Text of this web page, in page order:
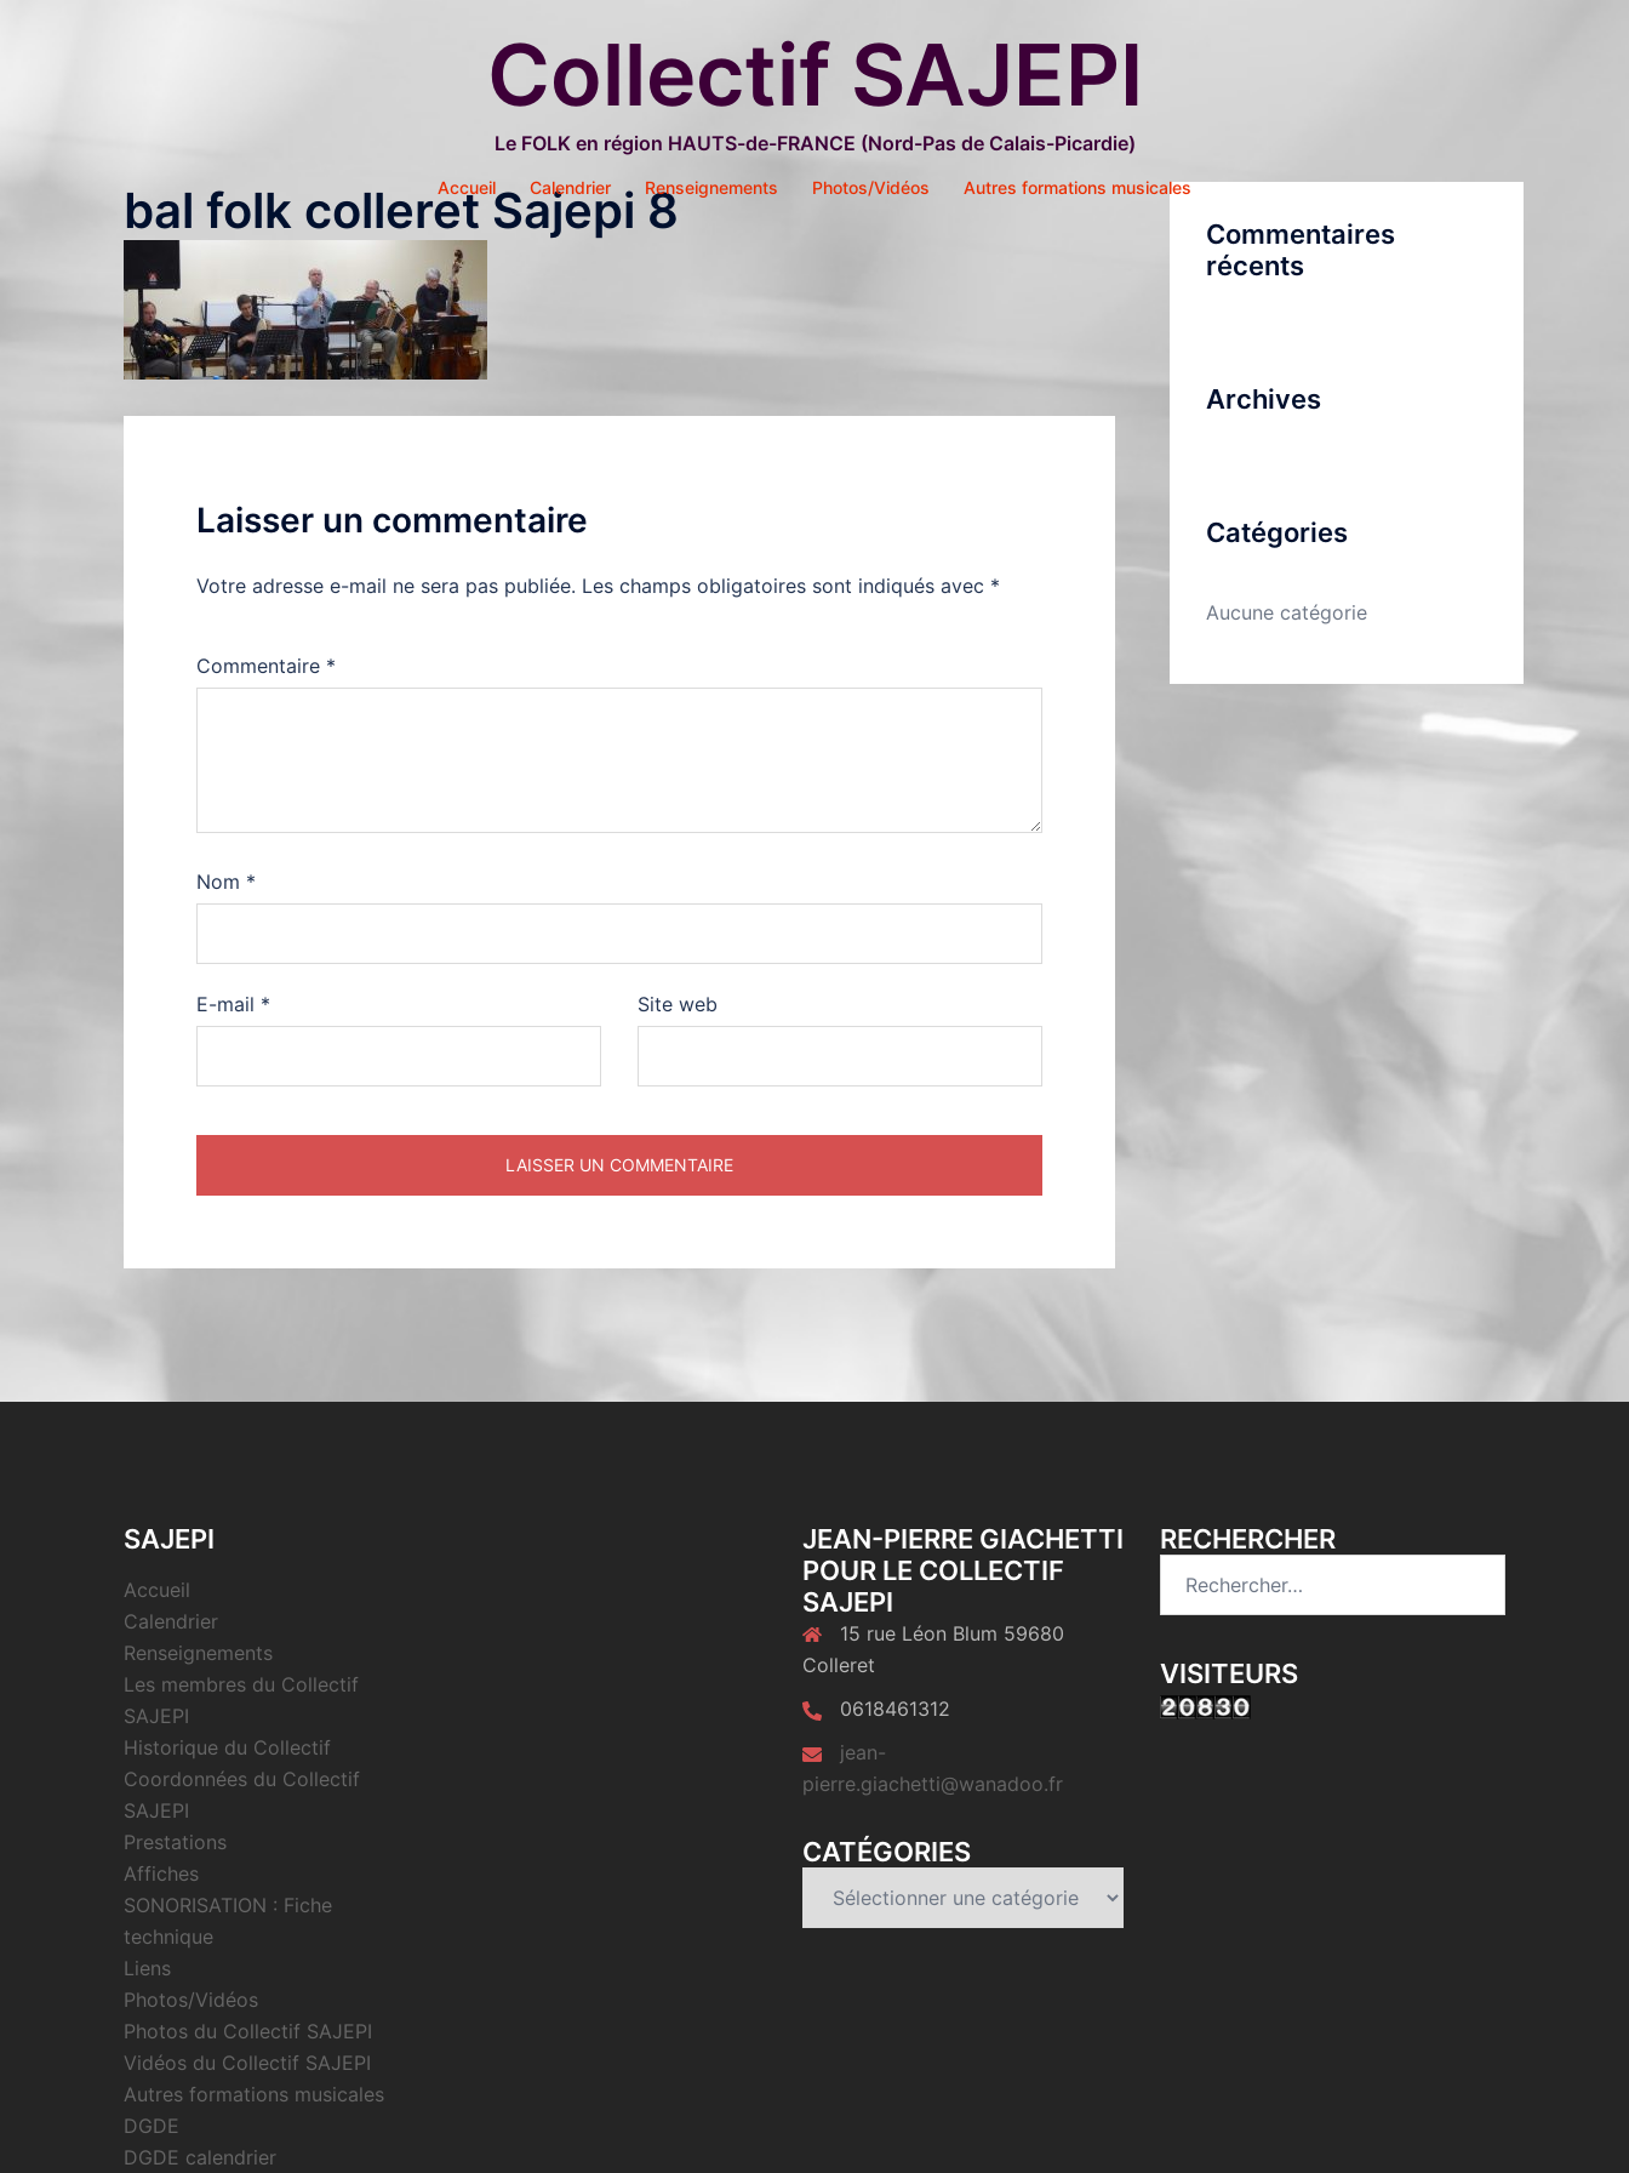
Collectif SAJEPI
Le FOLK en région HAUTS-de-FRANCE (Nord-Pas de Calais-Picardie)
Accueil Calendrier Renseignements Photos/Vidéos Autres formations musicales
bal folk colleret Sajepi 8
Laisser un commentaire
Votre adresse e-mail ne sera pas publiée. Les champs obligatoires sont indiqués avec *
Commentaire *
Nom *
E-mail * Site web
Commentaires
récents
Archives
Catégories
Aucune catégorie
SAJEPI
Accueil
Calendrier
Renseignements
Les membres du Collectif
SAJEPI
Historique du Collectif
Coordonnées du Collectif
SAJEPI
Prestations
Affiches
SONORISATION : Fiche
technique
Liens
Photos/Vidéos
Photos du Collectif SAJEPI
Vidéos du Collectif SAJEPI
Autres formations musicales
DGDE
DGDE calendrier
JEAN-PIERRE GIACHETTI
POUR LE COLLECTIF
SAJEPI
15 rue Léon Blum 59680
Colleret
0618461312
jean-
pierre.giachetti@wanadoo.fr
CATÉGORIES
RECHERCHER
VISITEURS